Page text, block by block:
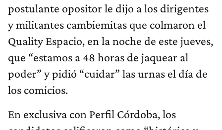
postulante opositor le dijo a los dirigentes
y militantes cambiemitas que colmaron el
Quality Espacio, en la noche de este jueves,
que “estamos a 48 horas de jaquear al
poder” y pidió “cuidar” las urnas el día de
los comicios.
En exclusiva con Perfil Córdoba, los